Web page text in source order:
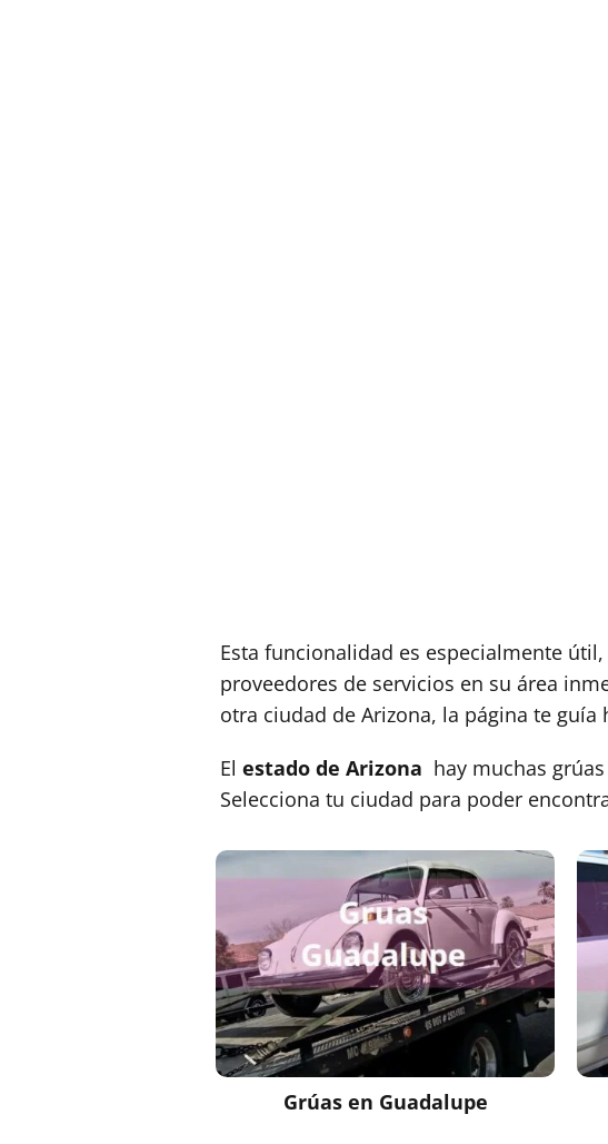
Esta funcionalidad es especialmente
proveedores de servicios en su área
otra ciudad de Arizona, la página te guía
El estado de Arizona hay muchas
Selecciona tu ciudad para poder
Grúas en Guadalupe